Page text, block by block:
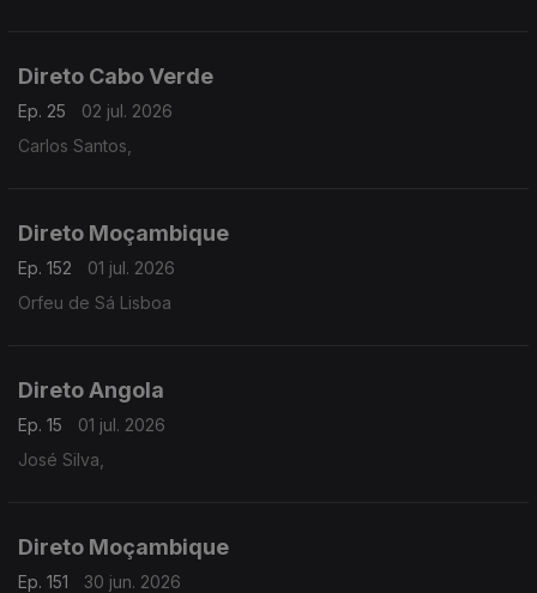
Direto Cabo Verde
Ep. 25
02 jul. 2026
Carlos Santos,
Direto Moçambique
Ep. 152
01 jul. 2026
Orfeu de Sá Lisboa
Direto Angola
Ep. 15
01 jul. 2026
José Silva,
Direto Moçambique
Ep. 151
30 jun. 2026